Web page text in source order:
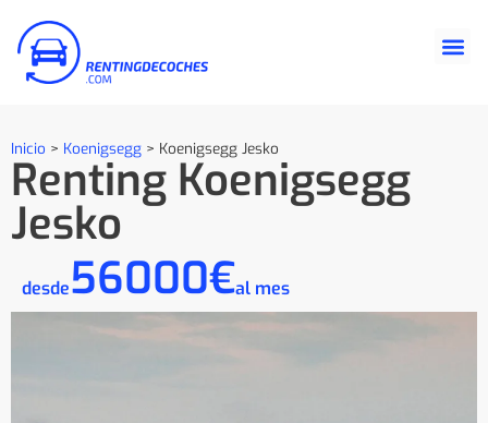
Inicio > Koenigsegg > Koenigsegg Jesko
Renting Koenigsegg
Jesko
desde56000€al mes